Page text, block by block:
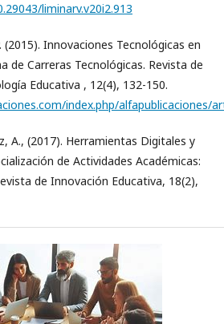
liminarv.v20i2.913
(2015). Innovaciones Tecnológicas en
de Carreras Tecnológicas. Revista de
Educativa , 12(4), 132-150.
index.php/alfapublicaciones/
A., (2017). Herramientas Digitales y
de Actividades Académicas:
de Innovación Educativa, 18(2),